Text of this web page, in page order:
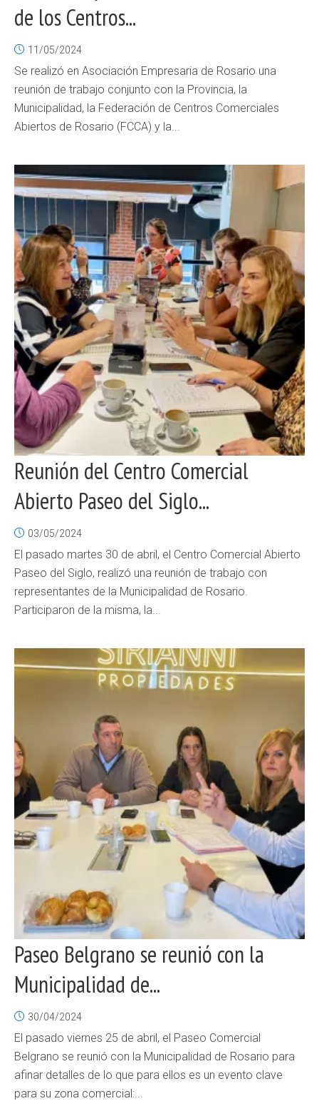
de los Centros...
11/05/2024
Se realizó en Asociación Empresaria de Rosario una
reunión de trabajo conjunto con la Provincia, la
Municipalidad, la Federación de Centros Comerciales
Abiertos de Rosario (FCCA) y la...
Reunión del Centro Comercial
Abierto Paseo del Siglo...
03/05/2024
El pasado martes 30 de abril, el Centro Comercial Abierto
Paseo del Siglo, realizó una reunión de trabajo con
representantes de la Municipalidad de Rosario.
Participaron de la misma, la...
Paseo Belgrano se reunió con la
Municipalidad de...
30/04/2024
El pasado viernes 25 de abril, el Paseo Comercial
Belgrano se reunió con la Municipalidad de Rosario para
afinar detalles de lo que para ellos es un evento clave
para su zona comercial:...